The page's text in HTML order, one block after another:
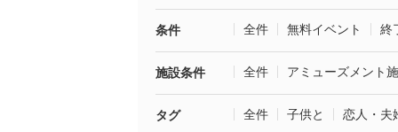
条件 全件 無料イベント 終
施設条件 全件 アミューズメント
タグ 全件 子供と 恋人・夫